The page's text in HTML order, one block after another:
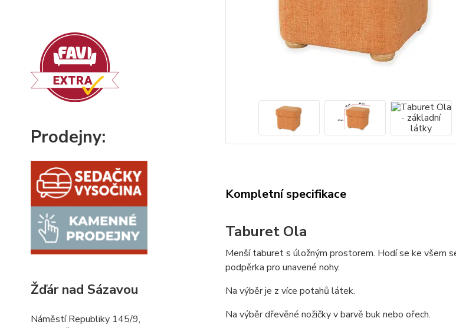
Prodejny:
Žďár nad Sázavou
Náměstí Republiky 145/9,
Kompletní specifikace
Taburet Ola
Menší taburet s úložným prostorem. Hodí se ke všem
podpěrka pro unavené nohy.
Na výběr je z více potahů látek.
Na výběr dřevěné nožičky v barvě buk nebo ořech.